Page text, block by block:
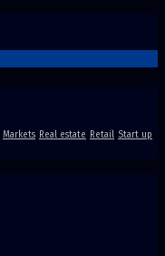
Markets Real estate Retail Start up